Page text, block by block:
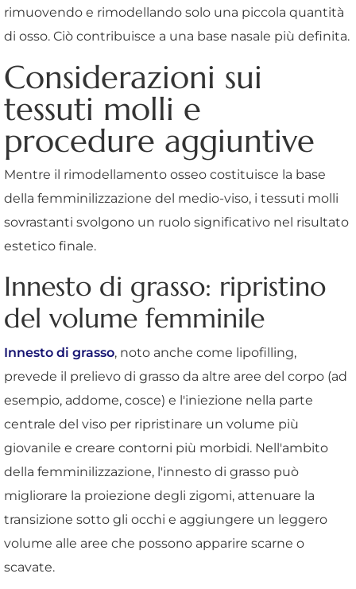
rimuovendo e rimodellando solo una piccola quantità
di osso. Ciò contribuisce a una base nasale più definita.
Considerazioni sui
tessuti molli e
procedure aggiuntive
Mentre il rimodellamento osseo costituisce la base
della femminilizzazione del medio-viso, i tessuti molli
sovrastanti svolgono un ruolo significativo nel risultato
estetico finale.
Innesto di grasso: ripristino
del volume femminile
Innesto di grasso, noto anche come lipofilling,
prevede il prelievo di grasso da altre aree del corpo (ad
esempio, addome, cosce) e l'iniezione nella parte
centrale del viso per ripristinare un volume più
giovanile e creare contorni più morbidi. Nell'ambito
della femminilizzazione, l'innesto di grasso può
migliorare la proiezione degli zigomi, attenuare la
transizione sotto gli occhi e aggiungere un leggero
volume alle aree che possono apparire scarne o
scavate.